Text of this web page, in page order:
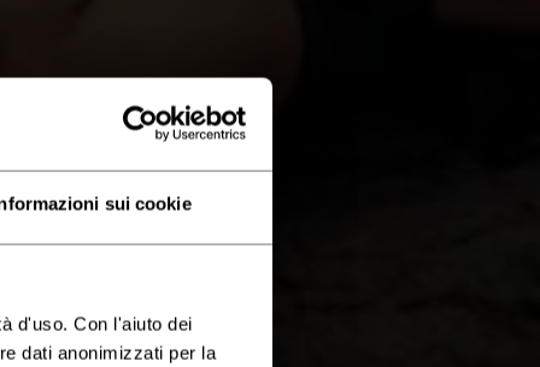
sui cookie
d'uso. Con l'aiuto dei
dati anonimizzati per la